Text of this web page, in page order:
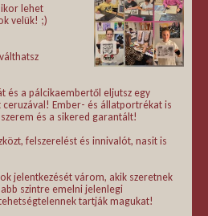
lehet
velük! ;)
és a pálcikaembertől eljutsz egy
Ember- és állatportrékat is
és a sikered garantált!
felszerelést és innivalót, nasit is
jelentkezését várom, akik szeretnek
szintre emelni jelenlegi
tartják magukat!